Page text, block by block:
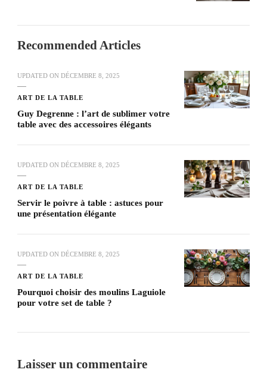
Recommended Articles
UPDATED ON DÉCEMBRE 8, 2025
ART DE LA TABLE
Guy Degrenne : l’art de sublimer votre
table avec des accessoires élégants
UPDATED ON DÉCEMBRE 8, 2025
ART DE LA TABLE
Servir le poivre à table : astuces pour
une présentation élégante
UPDATED ON DÉCEMBRE 8, 2025
ART DE LA TABLE
Pourquoi choisir des moulins Laguiole
pour votre set de table ?
Laisser un commentaire